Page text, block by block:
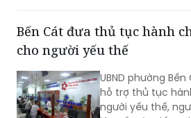
Bến Cát đưa thủ tục hành
cho người yếu thế
UBND phường
hỗ trợ thủ tục
người yếu thế,